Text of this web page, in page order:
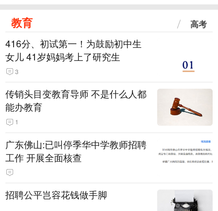
教育 高考
416分、初试第一！为鼓励初中生
女儿 41岁妈妈考上了研究生
3
传销头目变教育导师 不是什么人都
能办教育
1
广东佛山:已叫停季华中学教师招聘
工作 开展全面核查
招聘公平岂容花钱做手脚